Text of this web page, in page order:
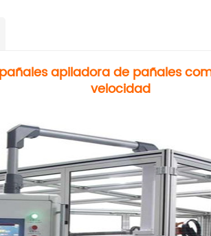
apiladora de pañales
velocidad